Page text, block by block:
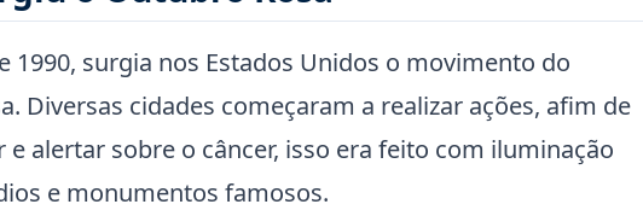
1990, surgia nos Estados Unidos o movimento do
Diversas cidades começaram a realizar ações, afim de
e alertar sobre o câncer, isso era feito com iluminação
e monumentos famosos.